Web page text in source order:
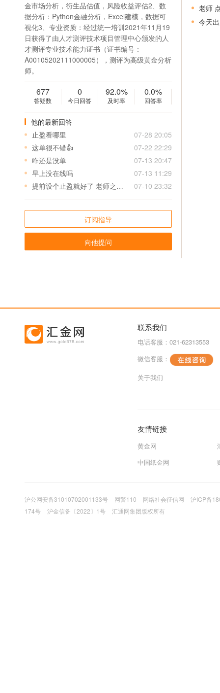
金市场分析，衍生品估值，风险收益评估2、数
据分析：Python金融分析，Excel建模，数据可
视化3、专业资质：经过统一培训2021年11月19
日获得了由人才测评技术项目管理中心颁发的人
才测评专业技术能力证书（证书编号：
A00105202111000005），测评为高级黄金分析
师。
677
答疑数
0
今日回答
92.0%
及时率
0.0%
回答率
他的最新回答
止盈看哪里
07-28 20:05
这单很不错👍
07-22 22:29
咋还是没单
07-13 20:47
早上没在线吗
07-13 11:29
提前设个止盈就好了 老师之后给单可以先给个止盈 特别是美盘 真是来不及
07-10 23:32
订阅指导
向他提问
老师
今天
联系我们
电话客服：021-62313553
微信客服：
关于我们
友情链接
黄金网
中国纸金网
沪公网安备31010702001133号 网警110 网络社会征信网
沪ICP备
174号
沪金信备〔2022〕1号 汇通网集团版权所有